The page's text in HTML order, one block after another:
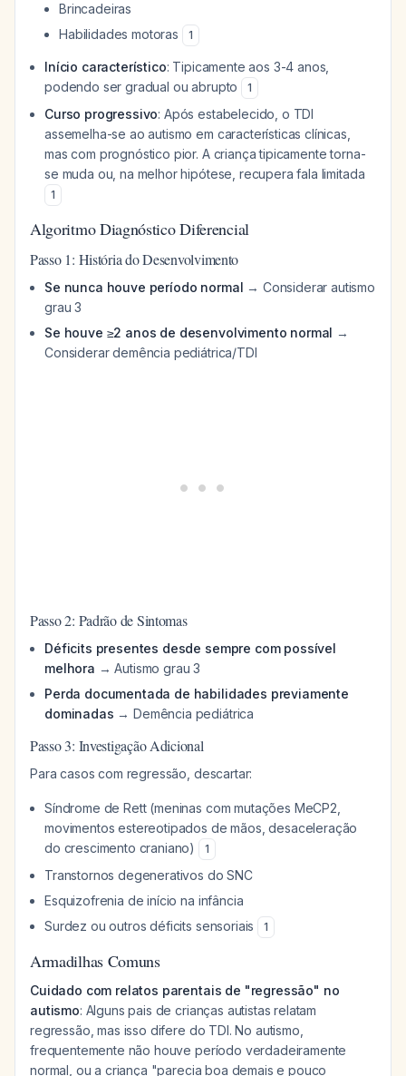
Brincadeiras
Habilidades motoras
1
Início característico: Tipicamente aos 3-4 anos,
podendo ser gradual ou abrupto
1
Curso progressivo: Após estabelecido, o TDI
assemelha-se ao autismo em características clínicas,
mas com prognóstico pior. A criança tipicamente torna-
se muda ou, na melhor hipótese, recupera fala limitada
1
Algoritmo Diagnóstico Diferencial
Passo 1: História do Desenvolvimento
Se nunca houve período normal → Considerar autismo
grau 3
Se houve ≥2 anos de desenvolvimento normal →
Considerar demência pediátrica/TDI
Passo 2: Padrão de Sintomas
Déficits presentes desde sempre com possível
melhora → Autismo grau 3
Perda documentada de habilidades previamente
dominadas → Demência pediátrica
Passo 3: Investigação Adicional
Para casos com regressão, descartar:
Síndrome de Rett (meninas com mutações MeCP2,
movimentos estereotipados de mãos, desaceleração
do crescimento craniano)
1
Transtornos degenerativos do SNC
Esquizofrenia de início na infância
Surdez ou outros déficits sensoriais
1
Armadilhas Comuns
Cuidado com relatos parentais de "regressão" no
autismo: Alguns pais de crianças autistas relatam
regressão, mas isso difere do TDI. No autismo,
frequentemente não houve período verdadeiramente
normal, ou a criança "parecia boa demais e pouco